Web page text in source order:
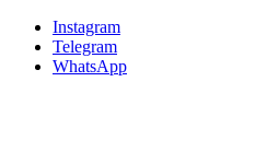
Instagram
Telegram
WhatsApp